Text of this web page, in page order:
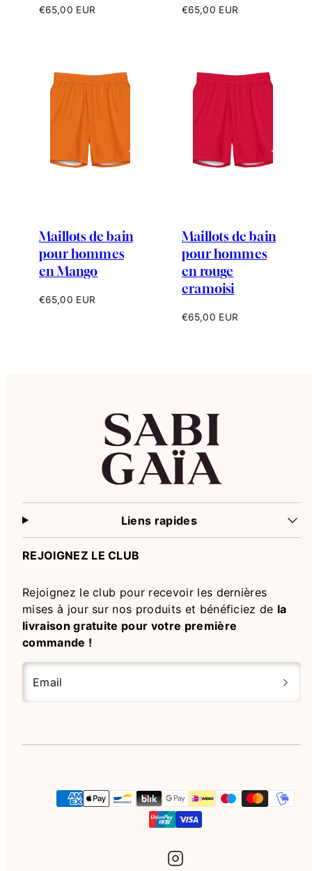
Prix
€65,00 EUR
Prix
€65,00 EUR
Maillots de bain
pour hommes
en Mango
Prix
€65,00 EUR
Maillots de bain
pour hommes
en rouge
cramoisi
Prix
€65,00 EUR
Liens rapides
REJOIGNEZ LE CLUB
Rejoignez le club pour recevoir les dernières
mises à jour sur nos produits et bénéficiez de la
livraison gratuite pour votre première
commande !
Email
Moyens
de
paiement
Instagram